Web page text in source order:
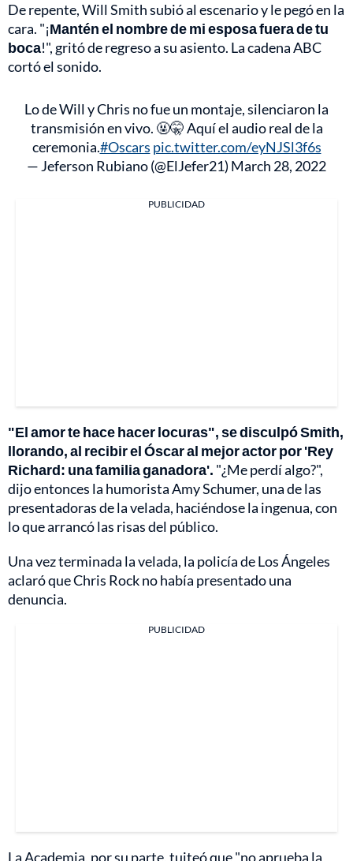
De repente, Will Smith subió al escenario y le pegó en la
cara. "¡Mantén el nombre de mi esposa fuera de tu
boca!", gritó de regreso a su asiento. La cadena ABC
cortó el sonido.
Lo de Will y Chris no fue un montaje, silenciaron la
transmisión en vivo. 🤬🤫 Aquí el audio real de la
ceremonia.#Oscars pic.twitter.com/eyNJSl3f6s
— Jeferson Rubiano (@ElJefer21) March 28, 2022
PUBLICIDAD
"El amor te hace hacer locuras", se disculpó Smith,
llorando, al recibir el Óscar al mejor actor por 'Rey
Richard: una familia ganadora'. "¿Me perdí algo?",
dijo entonces la humorista Amy Schumer, una de las
presentadoras de la velada, haciéndose la ingenua, con
lo que arrancó las risas del público.
Una vez terminada la velada, la policía de Los Ángeles
aclaró que Chris Rock no había presentado una
denuncia.
PUBLICIDAD
La Academia, por su parte, tuiteó que "no aprueba la